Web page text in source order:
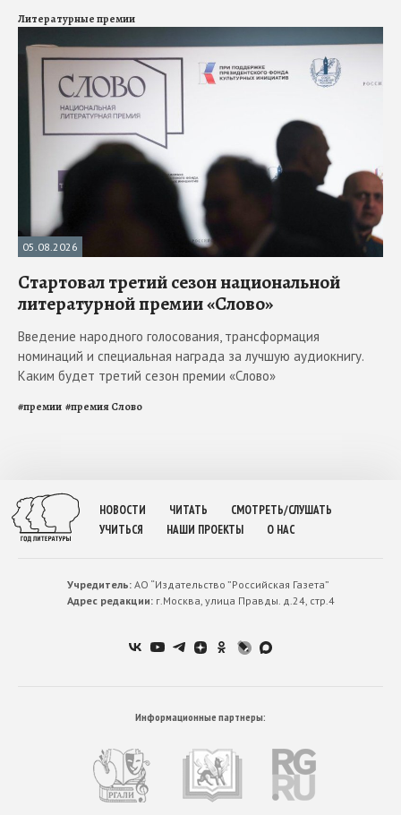
Литературные премии
05.08.2026
Стартовал третий сезон национальной
литературной премии «Слово»
Введение народного голосования, трансформация
номинаций и специальная награда за лучшую аудиокнигу.
Каким будет третий сезон премии «Слово»
#премии #премия Слово
НОВОСТИ ЧИТАТЬ
СМОТРЕТЬ/СЛУШАТЬ
УЧИТЬСЯ
НАШИ ПРОЕКТЫ О НАС
Учредитель:АО “Издательство ”Российская Газета”
Адрес редакции:г.Москва, улица Правды. д.24, стр.4
Информационные партнеры: